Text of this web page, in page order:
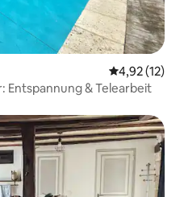
4,92 (12)
Entspannung & Telearbeit